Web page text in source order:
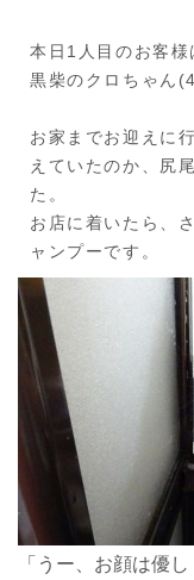
本日1人目のお客
黒柴のクロちゃん
お家までお迎えに
えていたのか、尻
た。
お店に着いたら、
ャンプーです。
「うー、お顔は優